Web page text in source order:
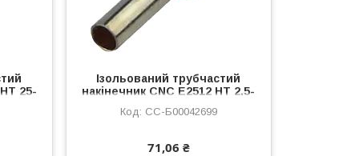
25-
Ізольований трубчастий
накінечник CNC E2512 HT 2,5-
(Б00042699) втулковий з
CC-Б00042699
71,06 ₴